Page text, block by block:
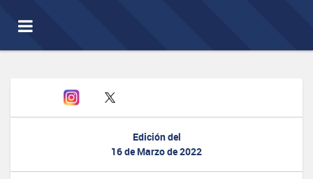
Toggle
navigation
Edición del
16 de Marzo de 2022